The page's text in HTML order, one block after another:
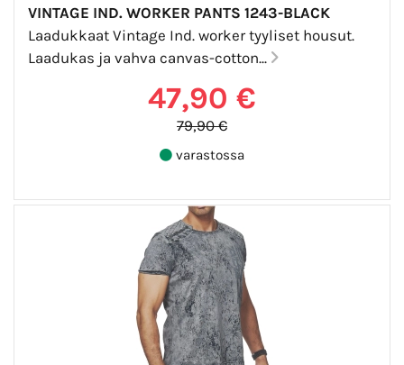
VINTAGE IND. WORKER PANTS 1243-BLACK
Laadukkaat Vintage Ind. worker tyyliset housut.
Laadukas ja vahva canvas-cotton...
47,90 €
79,90 €
varastossa